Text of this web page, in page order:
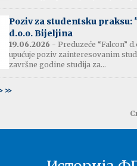
економија
испита и
усменог испита:
језик 2
- 03.07.2026
језик 1
Poziv za studentsku praksu:
d.o.o. Bijeljina
19.06.2026 - Preduzeće “Falcon”
upućuje poziv zainteresovanim
završne godine studija za...
> >>